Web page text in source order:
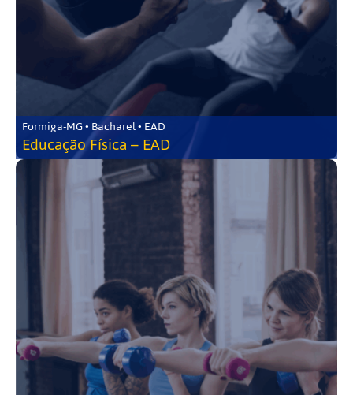
Formiga-MG • Bacharel • EAD
Educação Física – EAD